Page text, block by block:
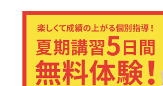
個別指導塾の森塾は、「先生1
別指導で、「1科目＋20点の成
です。しかも、「保護者様にも
くの保護者様からご好評いただ